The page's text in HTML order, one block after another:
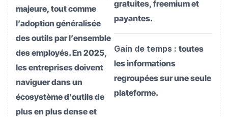
majeure, tout comme
l’adoption généralisée
des outils par l’ensemble
des employés. En 2025,
les entreprises doivent
naviguer dans un
écosystème d’outils de
plus en plus dense et
gratuites, freemium et
payantes.
Gain de temps : toutes
les informations
regroupées sur une seule
plateforme.